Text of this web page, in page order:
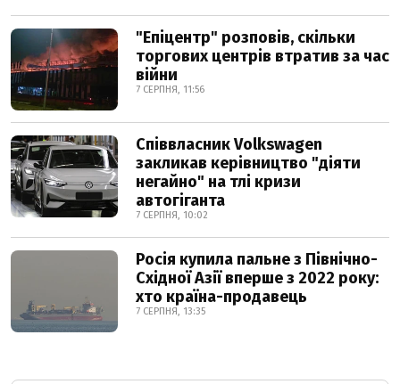
"Епіцентр" розповів, скільки
торгових центрів втратив за час
війни
7 СЕРПНЯ, 11:56
Співвласник Volkswagen
закликав керівництво "діяти
негайно" на тлі кризи
автогіганта
7 СЕРПНЯ, 10:02
Росія купила пальне з Північно-
Східної Азії вперше з 2022 року:
хто країна-продавець
7 СЕРПНЯ, 13:35